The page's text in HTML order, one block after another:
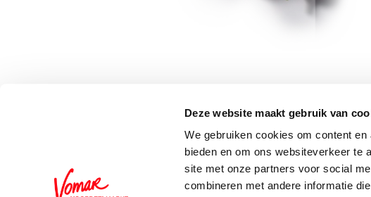
Deze website maakt gebruik van
We gebruiken cookies om content
bieden en om ons websiteverkeer te
site met onze partners voor social
combineren met andere informatie
Schrijf je in voor de Vomar